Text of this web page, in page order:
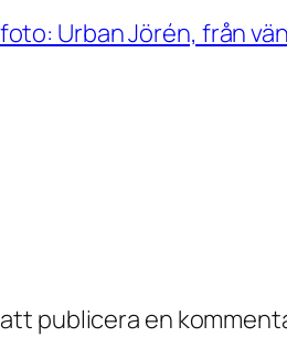
Urban Jörén, från
publicera en